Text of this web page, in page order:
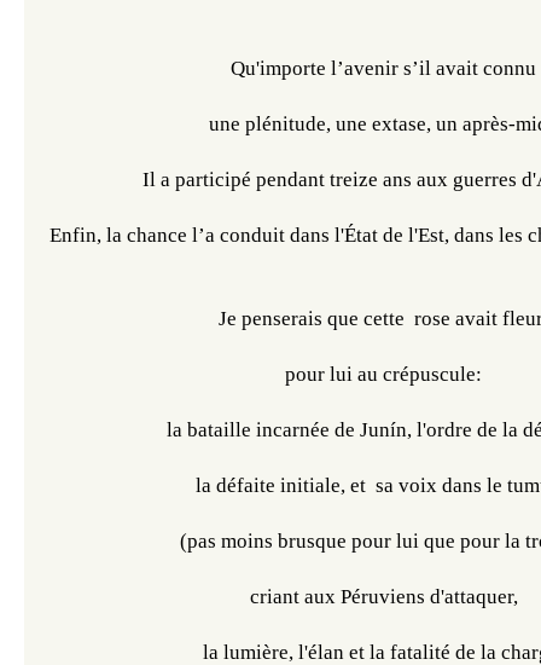
Qu'importe l’avenir s’il avait connu
une plénitude, une extase, un après-
Il a participé pendant treize ans aux guerres
Enfin, la chance l’a conduit dans l'État de l'Est, dans les
Je penserais que cette  rose avait
pour lui au crépuscule:
la bataille incarnée de Junín, l'ordre de la
la défaite initiale, et  sa voix dans le
(pas moins brusque pour lui que pour la
criant aux Péruviens d'attaquer,
la lumière, l'élan et la fatalité de la